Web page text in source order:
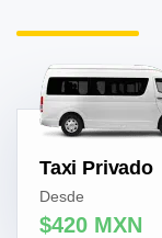
Taxi Privado
Desde
$420 MXN